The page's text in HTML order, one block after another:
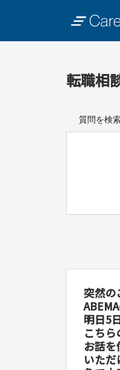
転職相
質問を検
突然の
明日5
こち
お話
いただ